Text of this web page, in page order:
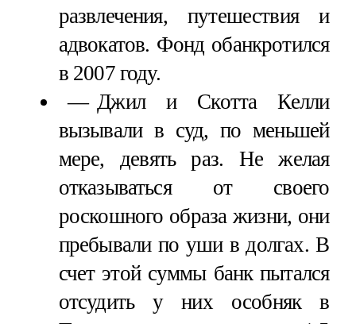
развлечения, путешествия и
адвокатов. Фонд обанкротился
в 2007 году.
Джил и Скотта Келли
вызывали в суд, по меньшей
мере, девять раз. Не желая
отказываться от своего
роскошного образа жизни, они
пребывали по уши в долгах. В
счет этой суммы банк пытался
отсудить у них особняк в